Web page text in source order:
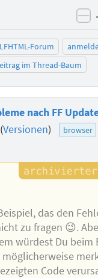
Forum
im Thread-Baum
nach FF
(Versionen) browser
das den
zu fragen 😉.
würdest Du beim
Code